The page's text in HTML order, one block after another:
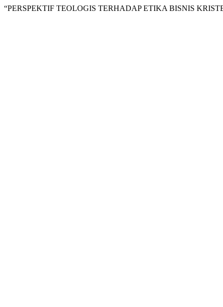
“PERSPEKTIF TEOLOGIS TERHADAP ETIKA BISNIS